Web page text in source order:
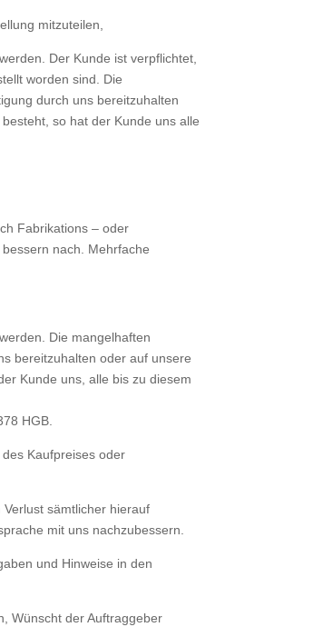
mitzuteilen,
Der Kunde ist verpflichtet,
worden sind. Die
durch uns bereitzuhalten
so hat der Kunde uns alle
Fabrikations – oder
nach. Mehrfache
Die mangelhaften
bereitzuhalten oder auf unsere
Kunde uns, alle bis zu diesem
HGB.
Kaufpreises oder
sämtlicher hierauf
mit uns nachzubessern.
und Hinweise in den
Wünscht der Auftraggeber